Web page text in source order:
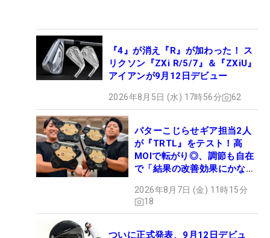
『4』が消え『R』が加わった！ ス
リクソン『ZXi R/5/7』＆『ZXiU』
アイアンが9月12日デビュー
2026年8月5日 (水) 17時56分 62
パターこじらせギア担当2人
が『TRTL』をテスト！高
MOIで転がり◎、調節も自在
で「結果の改善効果にかなり
2026年8月7日 (金) 11時15分
18
ついに正式発表、9月12日デビュ